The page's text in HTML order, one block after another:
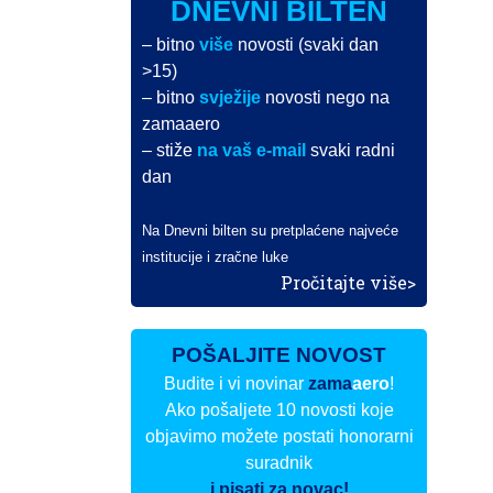
DNEVNI BILTEN
– bitnoviše novosti (svaki dan
>15)
– bitnosvježije novosti nego na
zamaaero
– stiže na vaš e-mail svaki radni
dan
Na Dnevni bilten su pretplaćene najveće
institucije i zračne luke
Pročitajte više>
POŠALJITE NOVOST
Budite i vi novinarzamaaero!
Ako pošaljete 10 novosti koje
objavimo možete postati honorarni
suradnik
i pisati za novac!